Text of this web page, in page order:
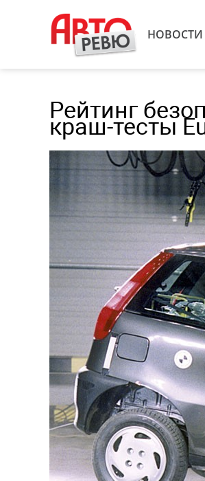
НОВОСТИ
Рейтинг
краш-тесты